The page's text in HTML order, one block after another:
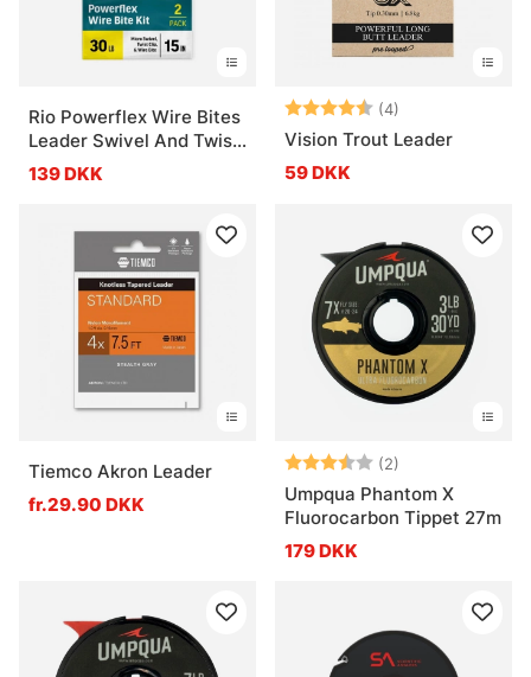
Rio Powerflex Wire Bites
Leader Swivel And Twist
Clip
139 DKK
Vurdering: (4)
Vision Trout Leader
59 DKK
Tiemco Akron Leader
fr.29.90 DKK
Vurdering: (2)
Umpqua Phantom X
Fluorocarbon Tippet 27m
179 DKK